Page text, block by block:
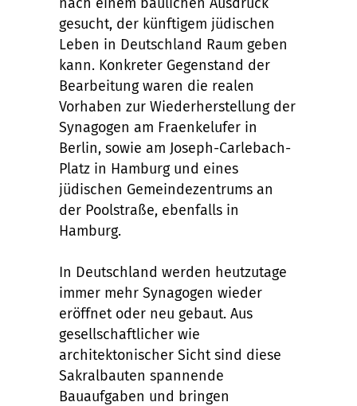
gesucht, der künftigem jüdischen
Leben in Deutschland Raum geben
kann. Konkreter Gegenstand der
Bearbeitung waren die realen
Vorhaben zur Wiederherstellung der
Synagogen am Fraenkelufer in
Berlin, sowie am Joseph-Carlebach-
Platz in Hamburg und eines
jüdischen Gemeindezentrums an
der Poolstraße, ebenfalls in
Hamburg.
In Deutschland werden heutzutage
immer mehr Synagogen wieder
eröffnet oder neu gebaut. Aus
gesellschaftlicher wie
architektonischer Sicht sind diese
Sakralbauten spannende
Bauaufgaben und bringen